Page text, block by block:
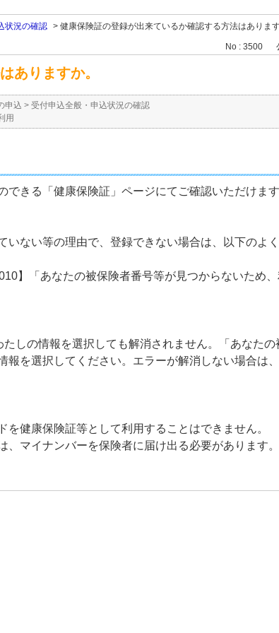
状況の確認 > 健康保険証の登録が出来ているか確認する方法はあります
No : 3500
ありますか。
申込 > 受付申込全般・申込状況の確認
用
きる「健康保険証」ページにてご確認いただけま
ない等の理由で、登録できない場合は、以下のよ
】「あなたの被保険者番号等が見つからないため
しの情報を選択しても解消されません。「あなた
を選択してください。エラーが解消しない場合は
健康保険証等として利用することはできません。
マイナンバーを保険者に届け出る必要があります。